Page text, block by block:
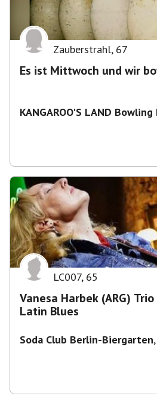
Zauberstrahl, 67
Es ist Mittwoch und wir
KANGAROO'S LAND
LC007, 65
Vanesa Harbek (ARG)
Latin Blues
Soda Club Berlin-Biergarten,